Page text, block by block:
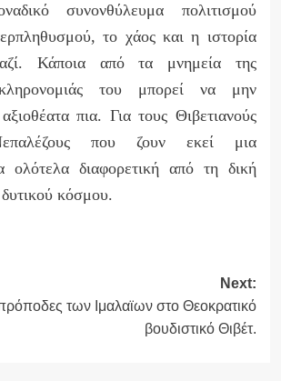
συνονθύλευμα πολιτισμού
το χάος και η ιστορία
Κάποια από τα μνημεία της
κληρονομιάς του μπορεί να μην
πια. Για τους Θιβετιανούς
που ζουν εκεί μια
ολότελα διαφορετική από τη δική
κόσμου.
Next:
των Ιμαλαϊων στο Θεοκρατικό
βουδιστικό Θιβέτ.